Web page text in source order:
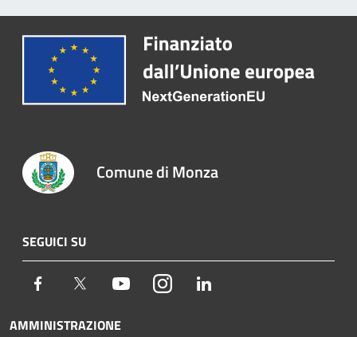
Comune di Monza
SEGUICI SU
Facebook Twitter YoutubeInstagram
AMMINISTRAZIONE